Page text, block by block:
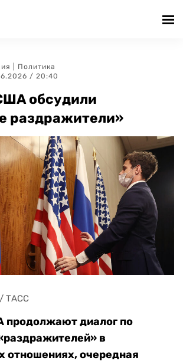
Политика
/ 20:40
обсудили
раздражители»
/ ТАСС
продолжают диалог по
в
отношениях, очередная